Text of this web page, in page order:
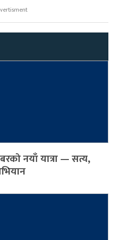
नयाँ यात्रा — सत्य,